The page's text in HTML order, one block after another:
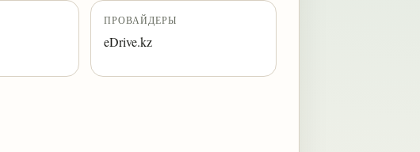
ПРОВАЙДЕРЫ
eDrive.kz